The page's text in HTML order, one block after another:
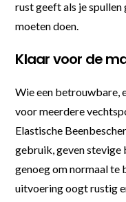
rust geeft als je
moeten doen.
Klaar voor de
Wie een betrouwbare,
voor meerdere
Elastische
gebruik, geven stevige
genoeg om normaal te
uitvoering oogt rustig